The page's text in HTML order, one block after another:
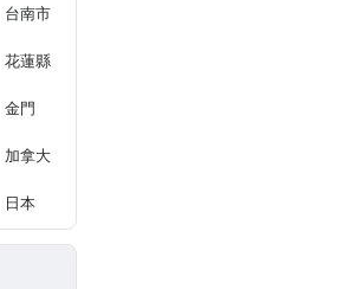
台南市
花蓮縣
金門
加拿大
日本